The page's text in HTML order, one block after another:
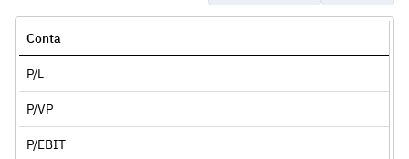
Conta
P/L
P/VP
P/EBIT